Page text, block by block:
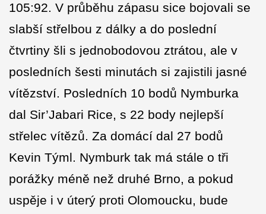
105:92. V průběhu zápasu sice bojovali se
slabší střelbou z dálky a do poslední
čtvrtiny šli s jednobodovou ztrátou, ale v
posledních šesti minutách si zajistili jasné
vítězství. Posledních 10 bodů Nymburka
dal Sir’Jabari Rice, s 22 body nejlepší
střelec vítězů. Za domácí dal 27 bodů
Kevin Týml. Nymburk tak má stále o tři
porážky méně než druhé Brno, a pokud
uspěje i v úterý proti Olomoucku, bude